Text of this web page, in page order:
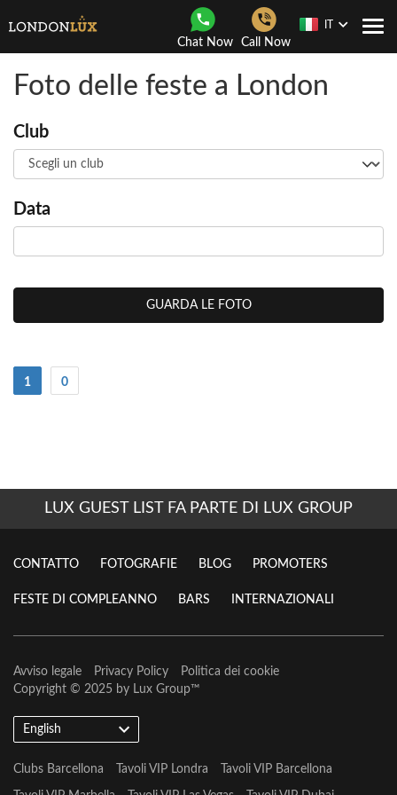
Chat Now Call Now
Foto delle feste a London
Club
Data
GUARDA LE FOTO
1 (Attuale)
0
LUX GUEST LIST FA PARTE DI LUX GROUP
CONTATTO FOTOGRAFIE BLOG PROMOTERS
FESTE DI COMPLEANNO BARS INTERNAZIONALI
Avviso legale Privacy Policy
Politica dei cookie
Copyright © 2025 by Lux Group™
English
Clubs Barcellona Tavoli VIP Londra Tavoli VIP Barcellona